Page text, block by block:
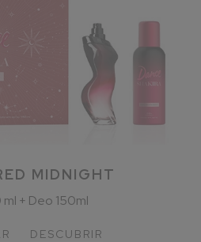
MIDNIGHT
+ Deo 150ml
DESCUBRIR